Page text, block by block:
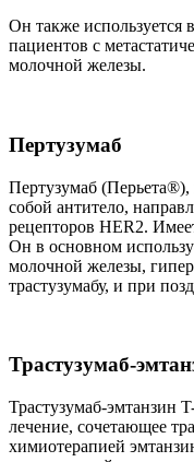
Он также используется
пациентов с
молочной железы.
Пертузумаб
Пертузумаб (Перьета®),
собой антитело,
рецепторов HER2.
Он в основном
молочной железы,
трастузумабу, и при
Трастузумаб-
Трастузумаб-эмтанзин
лечение, сочетающее
химиотерапией